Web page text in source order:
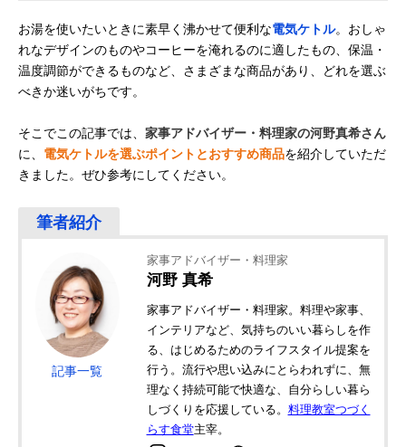
お湯を使いたいときに素早く沸かせて便利な電気ケトル。おしゃ
れなデザインのものやコーヒーを淹れるのに適したもの、保温・
温度調節ができるものなど、さまざまな商品があり、どれを選ぶ
べきか迷いがちです。
そこでこの記事では、 家事アドバイザー・料理家の河野真希さん
に、 電気ケトルを選ぶポイントとおすすめ商品を紹介していただ
きました。ぜひ参考にしてください。
記事一覧
家事アドバイザー・料理家
河野 真希
家事アドバイザー・料理家。料理や家事、
インテリアなど、気持ちのいい暮らしを作
る、はじめるためのライフスタイル提案を
行う。流行や思い込みにとらわれずに、無
理なく持続可能で快適な、自分らしい暮ら
しづくりを応援している。 料理教室つづく
らす食堂主宰。